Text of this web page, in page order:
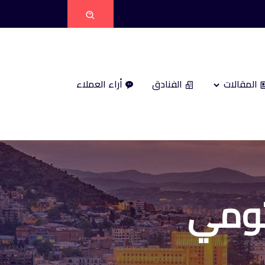
المقالات الفنادق أراء العملاء